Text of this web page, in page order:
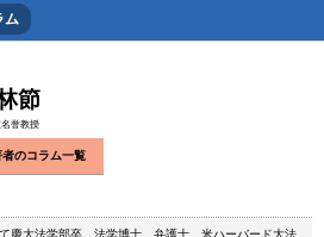
トレース
ム
節
名誉教授
者のコラム一覧
慶大法学部卒。法学博士、弁護士。米ハーバード大法